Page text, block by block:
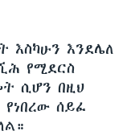
እስካሁን እንደሌለ
የሚደርስ
ሲሆን በዚህ
ሰይፈ